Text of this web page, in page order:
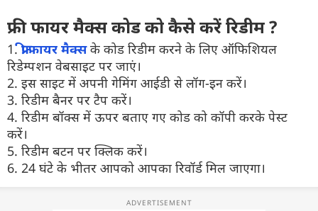
फ्री फायर मैक्स कोड को कैसे करें रिडीम ?
1.फ्री फायर मैक्सके कोड रिडीम करने के लिए ऑफिशियल
रिडेम्पशन वेबसाइट पर जाएं।
2. इस साइट में अपनी गेमिंग आईडी से लॉग-इन करें।
3. रिडीम बैनर पर टैप करें।
4. रिडीम बॉक्स में ऊपर बताए गए कोड को कॉपी करके पेस्ट
करें।
5. रिडीम बटन पर क्लिक करें।
6. 24 घंटे के भीतर आपको आपका रिवॉर्ड मिल जाएगा।